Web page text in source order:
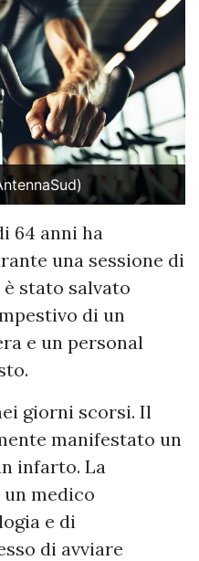
64 anni ha
una sessione di
stato salvato
di un
e un personal
giorni scorsi. Il
manifestato un
infarto. La
medico
e di
di avviare